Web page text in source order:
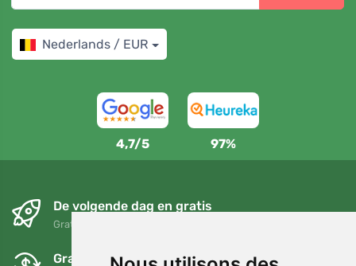
Nederlands / EUR
4,7/5 97%
De volgende dag en gratis
Gratis verzending voor bestellingen boven 95 EUR
Gratis ruilen en retourneren